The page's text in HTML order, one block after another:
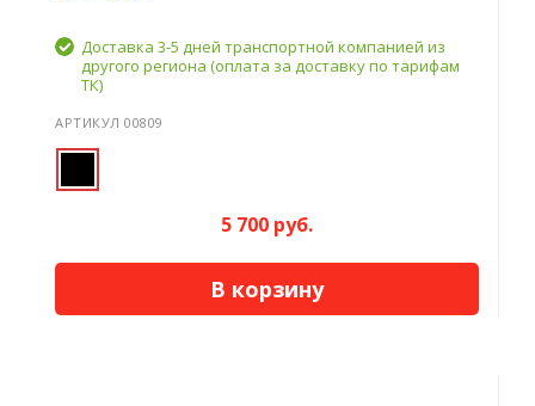
Доставка 3-5 дней транспортной компанией из
другого региона (оплата за доставку по тарифам
ТК)
АРТИКУЛ 00809
5 700 руб.
В корзину